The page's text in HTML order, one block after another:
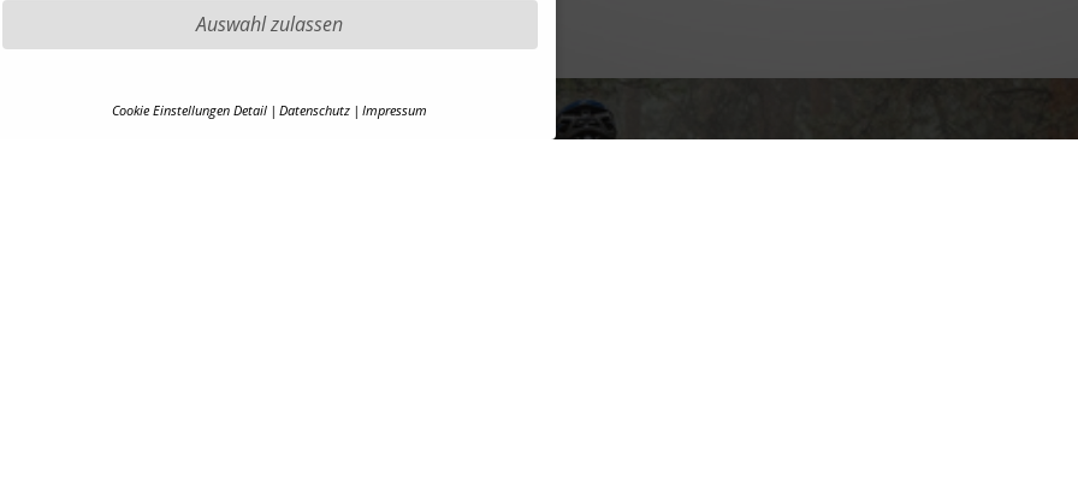
Auswahl zulassen
Cookie Einstellungen Detail Datenschutz Impressum